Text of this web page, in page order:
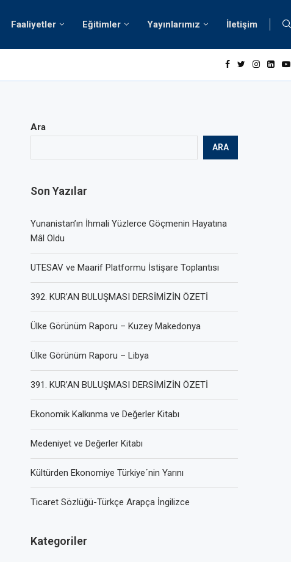
Faaliyetler Eğitimler Yayınlarımız İletişim
Ara
ARA
Son Yazılar
Yunanistan’ın İhmali Yüzlerce Göçmenin Hayatına
Mâl Oldu
UTESAV ve Maarif Platformu İstişare Toplantısı
392. KUR’AN BULUŞMASI DERSİMİZİN ÖZETİ
Ülke Görünüm Raporu – Kuzey Makedonya
Ülke Görünüm Raporu – Libya
391. KUR’AN BULUŞMASI DERSİMİZİN ÖZETİ
Ekonomik Kalkınma ve Değerler Kitabı
Medeniyet ve Değerler Kitabı
Kültürden Ekonomiye Türkiye´nin Yarını
Ticaret Sözlüğü-Türkçe Arapça İngilizce
Kategoriler